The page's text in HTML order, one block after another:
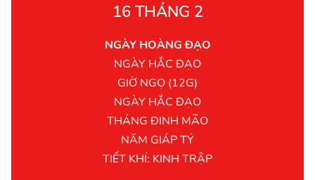
16 THÁNG 2
NGÀY HOÀNG ĐẠO
NGÀY HẮC ĐẠO
GIỜ NGỌ (12G)
NGÀY HẮC ĐẠO
THÁNG ĐINH MÃO
NĂM GIÁP TÝ
TIẾT KHÍ: KINH TRẬP